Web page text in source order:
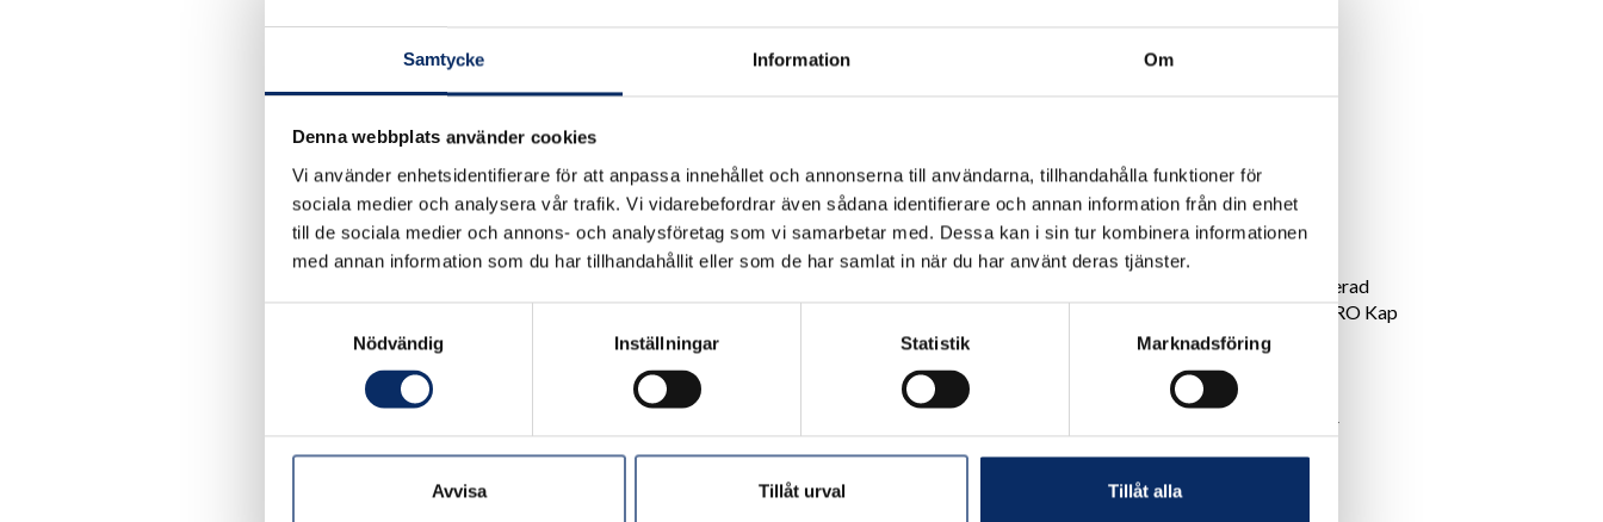
Samtycke Information Om
Denna webbplats använder cookies
Vi använder enhetsidentifierare för att anpassa innehållet och annonserna till användarna, tillhandahålla funktioner för
sociala medier och analysera vår trafik. Vi vidarebefordrar även sådana identifierare och annan information från din enhet
till de sociala medier och annons- och analysföretag som vi samarbetar med. Dessa kan i sin tur kombinera informationen
med annan information som du har tillhandahållit eller som de har samlat in när du har använt deras tjänster.
Nödvändig
Inställningar Statistik Marknadsföring
Avvisa Tillåt urval Tillåt alla
43kr
Proxxon Diamanterad
kapskiva för MICRO Kap
MIC
130kr
exkl. moms: 104kr